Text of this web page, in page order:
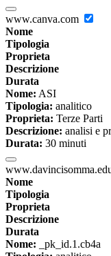
www.canva.com
Nome
Tipologia
Proprieta
Descrizione
Durata
Nome: ASI
Tipologia: analitico
Proprieta: Terze Parti
Descrizione: analisi e
Durata: 30 minuti
Nome
Tipologia
Proprieta
Descrizione
Durata
Nome: _pk_id.1.cb4a